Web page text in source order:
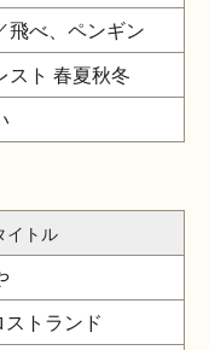
飛べ、ペンギン
スト 春夏秋冬
イトル
トランド